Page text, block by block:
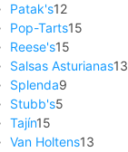
Patak's12
Pop-Tarts15
Reese's15
Salsas Asturianas13
Splenda9
Stubb's5
Tajín15
Van Holtens13